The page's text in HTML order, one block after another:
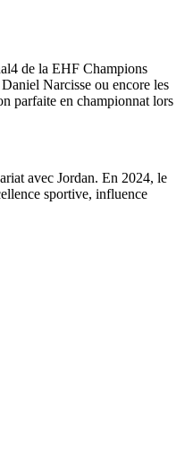
de la EHF Champions
Narcisse ou encore les
parfaite en championnat lors
avec Jordan. En 2024, le
sportive, influence